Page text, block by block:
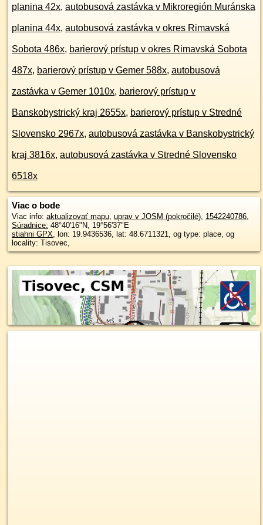
planina 42x, autobusová zastávka v Mikroregión Muránska
planina 44x, autobusová zastávka v okres Rimavská
Sobota 486x, barierový prístup v okres Rimavská Sobota
487x, barierový prístup v Gemer 588x, autobusová
zastávka v Gemer 1010x, barierový prístup v
Banskobystrický kraj 2655x, barierový prístup v Stredné
Slovensko 2967x, autobusová zastávka v Banskobystrický
kraj 3816x, autobusová zastávka v Stredné Slovensko
6518x
Viac o bode
Viac info: aktualizovať mapu, uprav v JOSM (pokročilé), 1542240786,
Súradnice: 48°40'16"N, 19°56'37"E
stiahni GPX, lon: 19.9436536, lat: 48.6711321, og type: place, og
locality: Tisovec,